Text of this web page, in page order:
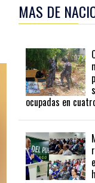
MAS DE
ocupadas en